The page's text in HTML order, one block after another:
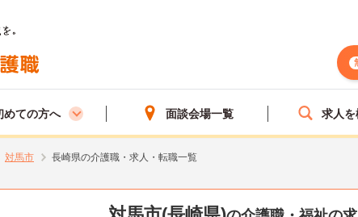
めての方へ 面談会場一覧 求人を
対馬市 長崎県の介護職・求人・転職一覧